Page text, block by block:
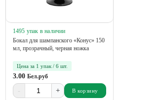
1495 упак в наличии
Бокал для шампанского «Конус» 150
мл, прозрачный, черная ножка
Цена за 1 упак / 6 шт.
3.00 Бел.руб
- + В корзину